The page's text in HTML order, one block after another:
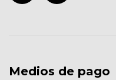
Medios de pago